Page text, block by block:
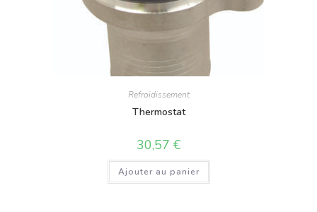
Refroidissement
Thermostat
30,57 €
Ajouter au panier